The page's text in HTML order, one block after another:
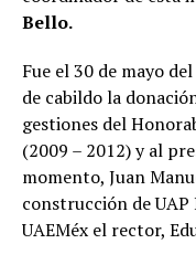
Bello.
Fue el 30 de mayo
de cabildo la
gestiones del
(2009 – 2012) y al
momento, Juan
construcción de UAP
UAEMéx el rector,